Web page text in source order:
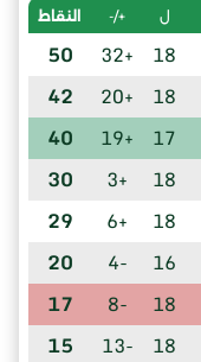
ل +/- النقاط
18
+32
50
18
+20
42
17
+19
40
18
+3
30
18
+6
29
16
-4
20
18
-8
17
18
-13
15